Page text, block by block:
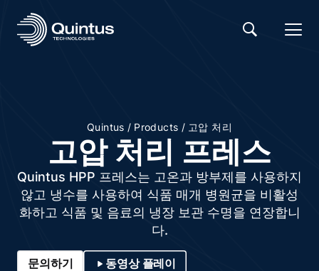
Quintus / Products / 고압 처리
고압 처리 프레스
Quintus HPP 프레스는 고온과 방부제를 사용하지
않고 냉수를 사용하여 식품 매개 병원균을 비활성
화하고 식품 및 음료의 냉장 보관 수명을 연장합니
다.
문의하기 동영상 플레이